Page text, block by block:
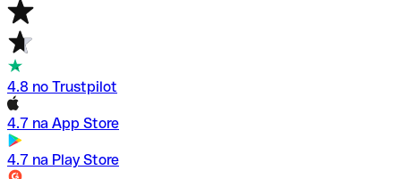
4.8 no Trustpilot
4.7 na App Store
4.7 na Play Store